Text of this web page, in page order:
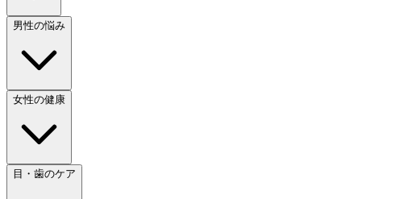
男性の悩み
女性の健康
目・歯のケア